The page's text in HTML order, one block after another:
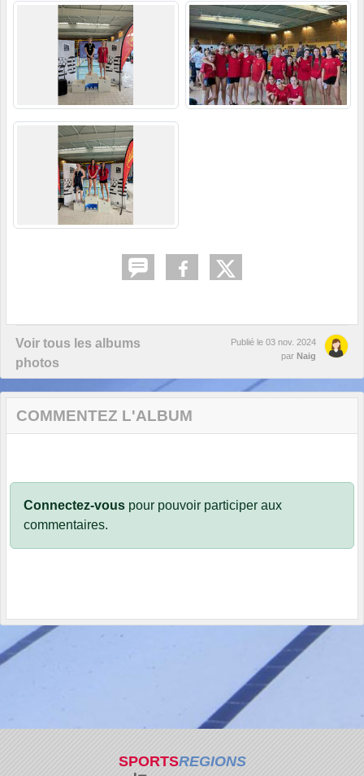
Voir tous les albums
photos
Publié le 03 nov. 2024
par Naig
COMMENTEZ L'ALBUM
Connectez-vous pour pouvoir participer aux
commentaires.
SPORTSREGIONS